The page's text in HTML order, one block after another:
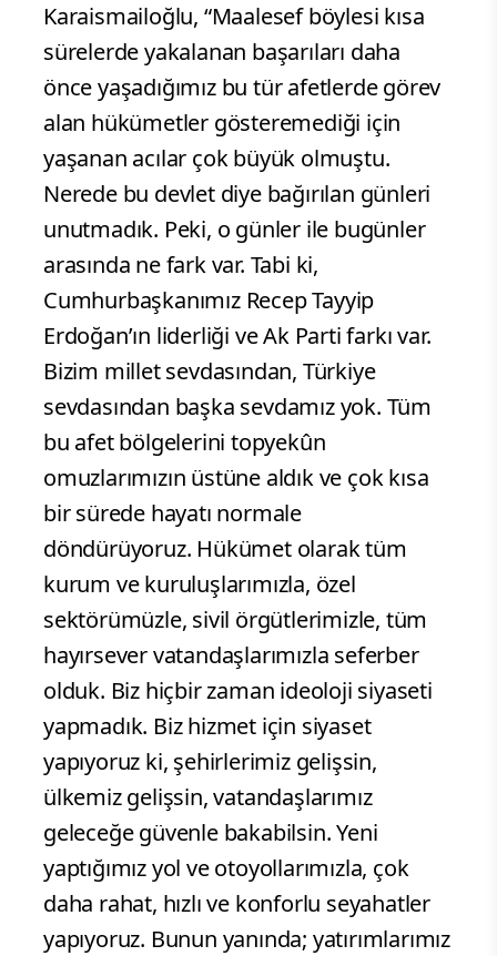
Karaismailoğlu, “Maalesef böylesi kısa
sürelerde yakalanan başarıları daha
önce yaşadığımız bu tür afetlerde görev
alan hükümetler gösteremediği için
yaşanan acılar çok büyük olmuştu.
Nerede bu devlet diye bağırılan günleri
unutmadık. Peki, o günler ile bugünler
arasında ne fark var. Tabi ki,
Cumhurbaşkanımız Recep Tayyip
Erdoğan’ın liderliği ve Ak Parti farkı var.
Bizim millet sevdasından, Türkiye
sevdasından başka sevdamız yok. Tüm
bu afet bölgelerini topyekûn
omuzlarımızın üstüne aldık ve çok kısa
bir sürede hayatı normale
döndürüyoruz. Hükümet olarak tüm
kurum ve kuruluşlarımızla, özel
sektörümüzle, sivil örgütlerimizle, tüm
hayırsever vatandaşlarımızla seferber
olduk. Biz hiçbir zaman ideoloji siyaseti
yapmadık. Biz hizmet için siyaset
yapıyoruz ki, şehirlerimiz gelişsin,
ülkemiz gelişsin, vatandaşlarımız
geleceğe güvenle bakabilsin. Yeni
yaptığımız yol ve otoyollarımızla, çok
daha rahat, hızlı ve konforlu seyahatler
yapıyoruz. Bunun yanında; yatırımlarımız